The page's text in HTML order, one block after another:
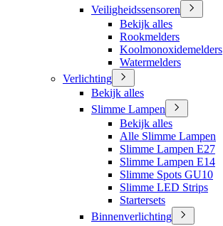
Veiligheidssensoren
Bekijk alles
Rookmelders
Koolmonoxidemelders
Watermelders
Verlichting
Bekijk alles
Slimme Lampen
Bekijk alles
Alle Slimme Lampen
Slimme Lampen E27
Slimme Lampen E14
Slimme Spots GU10
Slimme LED Strips
Startersets
Binnenverlichting